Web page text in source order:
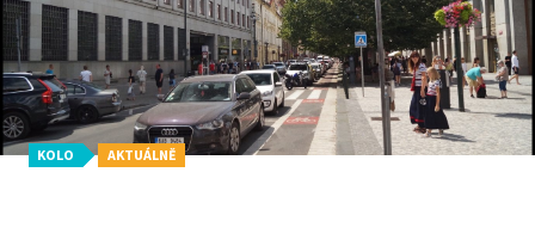
KOLO AKTUÁLNĚ